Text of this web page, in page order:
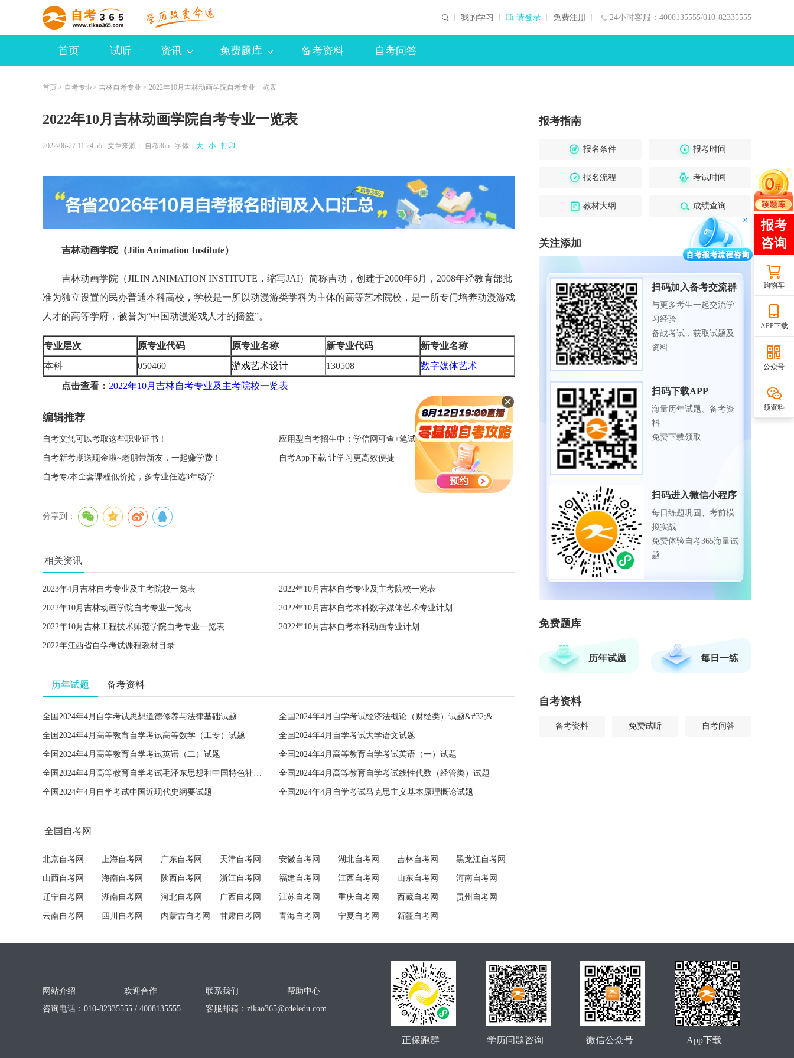
24小时客服：4008135555/010-82335555
我的学习 Hi 请登录 免费注册
首页 试听 资讯 免费题库 备考资料 自考问答
首页 > 自考专业> 吉林自考专业 > 2022年10月吉林动画学院自考专业一览表
2022年10月吉林动画学院自考专业一览表
2022-06-27 11:24:55 文章来源： 自考365 字体： 大 小 打印
吉林动画学院（Jilin Animation Institute）
吉林动画学院（JILIN ANIMATION INSTITUTE，缩写JAI）简称吉动，创建于2000年6月，2008年经教育部批
准为独立设置的民办普通本科高校，学校是一所以动漫游类学科为主体的高等艺术院校，是一所专门培养动漫游戏
人才的高等学府，被誉为“中国动漫游戏人才的摇篮”。
专业层次 原专业代码 原专业名称 新专业代码
新专业名称
本科
050460 游戏艺术设计 130508
数字媒体艺术
点击查看： 2022年10月吉林自考专业及主考院校一览表
编辑推荐
自考文凭可以考取这些职业证书！ 应用型自考招生中：学信网可查+笔试科目少
自考新考期送现金啦~老朋带新友，一起赚学费！ 自考App下载 让学习更高效便捷
自考专/本全套课程低价抢，多专业任选3年畅学
分享到：
相关资讯
2023年4月吉林自考专业及主考院校一览表 2022年10月吉林自考专业及主考院校一览表
2022年10月吉林动画学院自考专业一览表 2022年10月吉林自考本科数字媒体艺术专业计划
2022年10月吉林工程技术师范学院自考专业一览表 2022年10月吉林自考本科动画专业计划
2022年江西省自学考试课程教材目录
历年试题 备考资料
全国2024年4月自学考试思想道德修养与法律基础试题 全国2024年4月自学考试经济法概论（财经类）试题&#32;&#32;
全国2024年4月高等教育自学考试高等数学（工专）试题 全国2024年4月自学考试大学语文试题
全国2024年4月高等教育自学考试英语（二）试题 全国2024年4月高等教育自学考试英语（一）试题
全国2024年4月高等教育自学考试毛泽东思想和中国特色社会主义理论体系概论试题 全国2024年4月高等教育自学考试线性代数（经管类）试题
全国2024年4月自学考试中国近现代史纲要试题 全国2024年4月自学考试马克思主义基本原理概论试题
全国自考网
北京自考网 上海自考网 广东自考网 天津自考网 安徽自考网 湖北自考网 吉林自考网 黑龙江自考网
山西自考网 海南自考网 陕西自考网 浙江自考网 福建自考网 江西自考网 山东自考网 河南自考网
辽宁自考网 湖南自考网 河北自考网 广西自考网 江苏自考网 重庆自考网 西藏自考网 贵州自考网
云南自考网 四川自考网 内蒙古自考网 甘肃自考网 青海自考网 宁夏自考网 新疆自考网
报考指南
报名条件 报考时间
报名流程 考试时间
教材大纲 成绩查询
关注添加
扫码加入备考交流群
与更多考生一起交流学
习经验
备战考试，获取试题及
资料
扫码下载APP
海量历年试题、备考资
料
免费下载领取
扫码进入微信小程序
每日练题巩固、考前模
拟实战
免费体验自考365海量试
题
免费题库
历年试题 每日一练
自考资料
备考资料 免费试听 自考问答
购物车
APP下载
公众号
领资料
网站介绍 欢迎合作 联系我们
帮助中心
咨询电话：010-82335555 / 4008135555
客服邮箱： zikao365@cdeledu.com
App下载
微信公众号
学历问题咨询
正保跑群